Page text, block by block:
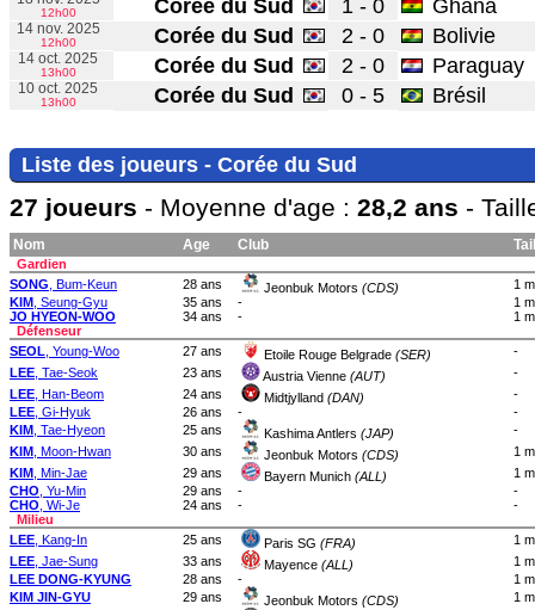
12h00 Corée du Sud 1 - 0 Ghana
14 nov. 2025
12h00 Corée du Sud 2 - 0 Bolivie
14 oct. 2025
13h00 Corée du Sud 2 - 0 Paraguay
10 oct. 2025
13h00 Corée du Sud 0 - 5 Brésil
Liste des joueurs - Corée du Sud
27 joueurs - Moyenne d'age : 28,2 ans -
Nom Age Club
Gardien
SONG , Bum-Keun 28 ans Jeonbuk Motors (CDS)
1
KIM , Seung-Gyu 35 ans -
1
JO HYEON-WOO
34 ans -
1
Défenseur
SEOL , Young-Woo 27 ans Etoile Rouge Belgrade (SER)
-
LEE , Tae-Seok 23 ans Austria Vienne (AUT)
-
LEE , Han-Beom 24 ans Midtjylland (DAN)
-
LEE , Gi-Hyuk 26 ans -
-
KIM , Tae-Hyeon 25 ans Kashima Antlers (JAP)
-
KIM , Moon-Hwan 30 ans Jeonbuk Motors (CDS)
1
KIM , Min-Jae 29 ans Bayern Munich (ALL)
1
CHO , Yu-Min 29 ans -
-
CHO , Wi-Je 24 ans -
-
Milieu
LEE , Kang-In 25 ans Paris SG (FRA)
1
LEE , Jae-Sung 33 ans Mayence (ALL)
1
LEE DONG-KYUNG
28 ans -
1
KIM JIN-GYU
29 ans Jeonbuk Motors (CDS)
1